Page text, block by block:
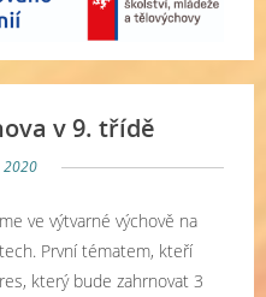
v 9. třídě
2020
ve výtvarné výchově na
První tématem, kteří
který bude zahrnovat 3